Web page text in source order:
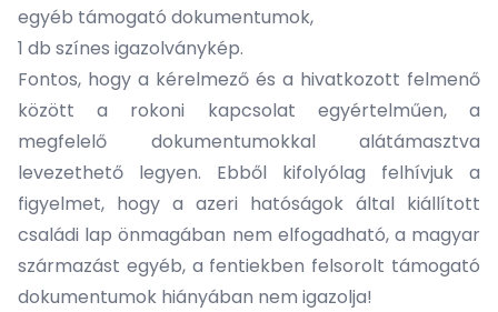
egyéb támogató dokumentumok,
1 db színes igazolványkép.
Fontos, hogy a kérelmező és a hivatkozott felmenő
között a rokoni kapcsolat egyértelműen, a
megfelelő dokumentumokkal alátámasztva
levezethető legyen. Ebből kifolyólag felhívjuk a
figyelmet, hogy a azeri hatóságok által kiállított
családi lap önmagában nem elfogadható, a magyar
származást egyéb, a fentiekben felsorolt támogató
dokumentumok hiányában nem igazolja!